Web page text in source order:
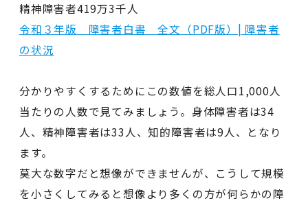
精神障害者419万3千人
令和３年版 障害者白書 全文（PDF版）| 障害者
の状況
分かりやすくするためにこの数値を総人口1,000人
当たりの人数で見てみましょう。身体障害者は34
人、精神障害者は33人、知的障害者は9人、となり
ます。
莫大な数字だと想像ができませんが、こうして規模
を小さくしてみると想像より多くの方が何らかの障